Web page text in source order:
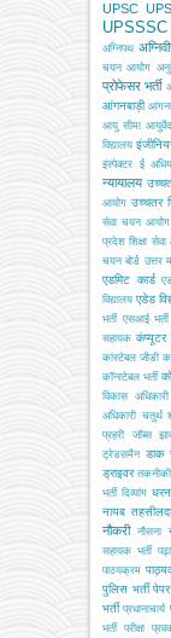
UPSC
UPSSSC
अग्निपथ
चयन आयोग
प्रोफेसर भर्ती
आंगनबाड़ी
आयु सीमा आयुर्वेद
विद्यालय
इंस्पेक्टर ई
न्यायालय
आयोग उच्चतर
सेवा चयन आयोग
प्रदेश शिक्षा
चयन बोर्ड उत्तर
एडमिट कार्ड
विद्यालय एडेड
भर्ती एसआई भर्ती
सहायक कंप्यूटर
कांस्टेबल जीडी
कॉन्स्टेबल भर्ती
विकास अधिकारी
अधिकारी चतुर्थ
प्रहरी
जॉब्स
ट्रेडसमैन डाक
ड्राइवर
भर्ती दिव्यांग
नायब
नौकरी नौसना
सहायक भर्ती
पाठयक्रम
पुलिस भर्ती
भर्ती प्रधानाचार्य
भर्ती परीक्षा